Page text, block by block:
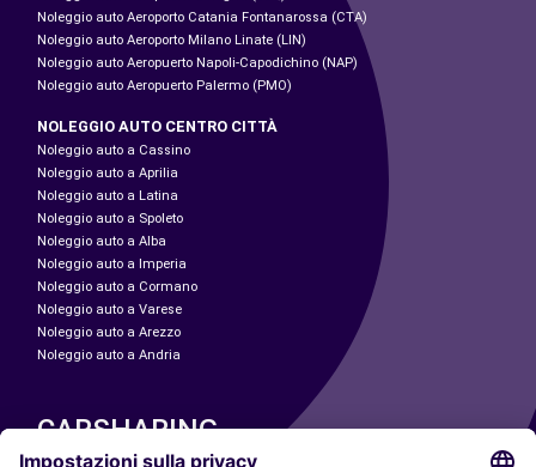
Noleggio auto Aeroporto Catania Fontanarossa (CTA)
Noleggio auto Aeroporto Milano Linate (LIN)
Noleggio auto Aeropuerto Napoli-Capodichino (NAP)
Noleggio auto Aeropuerto Palermo (PMO)
NOLEGGIO AUTO CENTRO CITTÀ
Noleggio auto a Cassino
Noleggio auto a Aprilia
Noleggio auto a Latina
Noleggio auto a Spoleto
Noleggio auto a Alba
Noleggio auto a Imperia
Noleggio auto a Cormano
Noleggio auto a Varese
Noleggio auto a Arezzo
Noleggio auto a Andria
CARSHARING